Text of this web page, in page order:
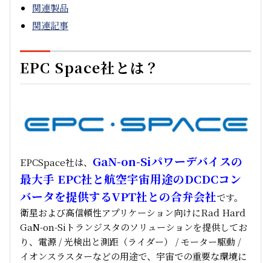
関連製品
関連記事
EPC Space社とは？
EPCSpace社は、 GaN-on-Siパワーデバイスの
最大手 EPC社と航空宇宙用途のDCDCコン
バータを提供するVPT社との合弁会社です。
衛星および高信頼性アプリケーション向けにRad Hard
GaN-on-Siトランジスタのソリューションを提供してお
り、電源 / 光検出と測距（ライダー） / モーター駆動 /
イオンスラスターなどの用途で、宇宙での重要な環境に